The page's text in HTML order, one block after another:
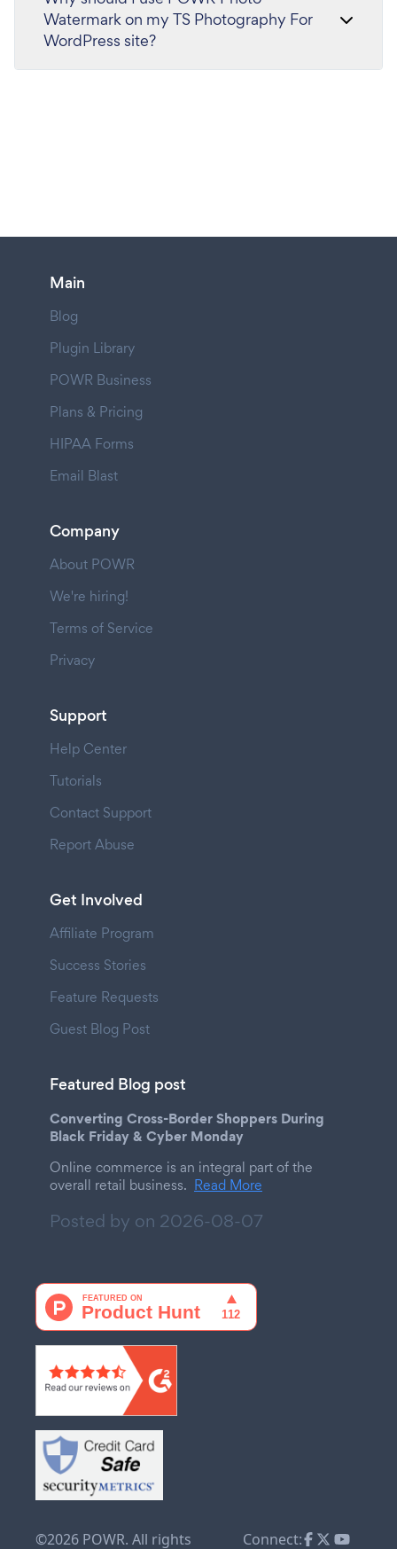
Watermark on my TS Photography For
WordPress site?
Main
Blog
Plugin Library
POWR Business
Plans & Pricing
HIPAA Forms
Email Blast
Company
About POWR
We're hiring!
Terms of Service
Privacy
Support
Help Center
Tutorials
Contact Support
Report Abuse
Get Involved
Affiliate Program
Success Stories
Feature Requests
Guest Blog Post
Featured Blog post
Converting Cross-Border Shoppers During
Black Friday & Cyber Monday
Online commerce is an integral part of the
overall retail business. Read More
Posted by on 2026-08-07
©2026 POWR. All rights Connect: